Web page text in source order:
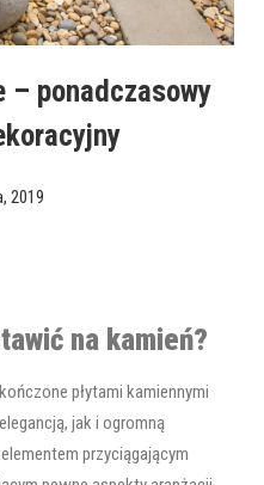
– ponadczasowy
2019
na kamień?
płytami kamiennymi
jak i ogromną
przyciągającym